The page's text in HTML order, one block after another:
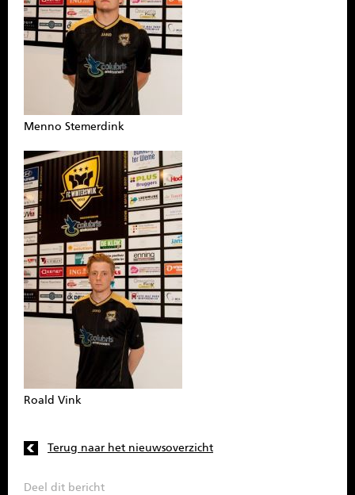
Menno Stemerdink
Roald Vink
Terug naar het nieuwsoverzicht
Deel dit bericht